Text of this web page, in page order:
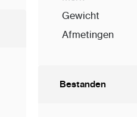
Gewicht
Afmetingen
Bestanden